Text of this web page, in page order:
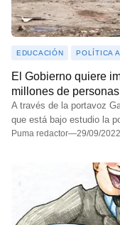
EDUCACIÓN POLÍTICA
El Gobierno quiere
millones de personas
A través de la portavoz
que está bajo estudio la
Puma redactor—29/09/2022